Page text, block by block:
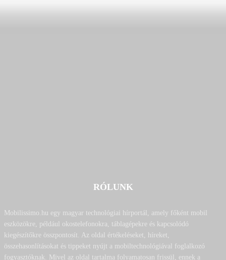
RÓLUNK
Mobilissimo.hu egy magyar technológiai hírportál, amely főként mobil
eszközökre, például okostelefonokra, táblagépekre és kapcsolódó
kiegészítőkre összpontosít. Az oldal értékeléseket, híreket,
összehasonlításokat és tippeket nyújt a mobiltechnológiával foglalkozó
fogyasztóknak. Mivel az oldal tartalma folyamatosan frissül, ennek a